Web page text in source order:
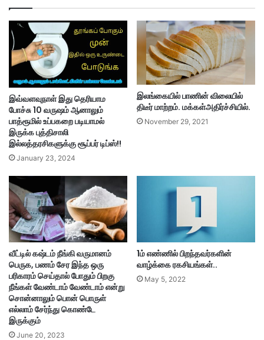
இவ்வளவுநாள் இது தெரியாம
போச்சு 10 வருஷம் ஆனாலும்
பாத்ரூமில் உப்பகறை படியாமல்
இருக்க புத்திசாலி
இல்லத்தரசிகளுக்கு சூப்பர் டிப்ஸ்!!
January 23, 2024
இலங்கையில் பாணின் விலையில்
திடீர் மாற்றம். மக்கள்அதிர்ச்சியில்.
November 29, 2021
வீட்டில் கஷ்டம் நீங்கி வருமானம்
பெருக, பணம் சேர இந்த ஒரு
பரிகாரம் செய்தால் போதும் பிறகு
நீங்கள் வேண்டாம் வேண்டாம் என்று
சொன்னாலும் பொன் பொருள்
எல்லாம் சேர்ந்து கொண்டே
இருக்கும்
June 20, 2023
1ம் எண்ணில் பிறந்தவர்களின்
வாழ்க்கை ரகசியங்கள்..
May 5, 2022